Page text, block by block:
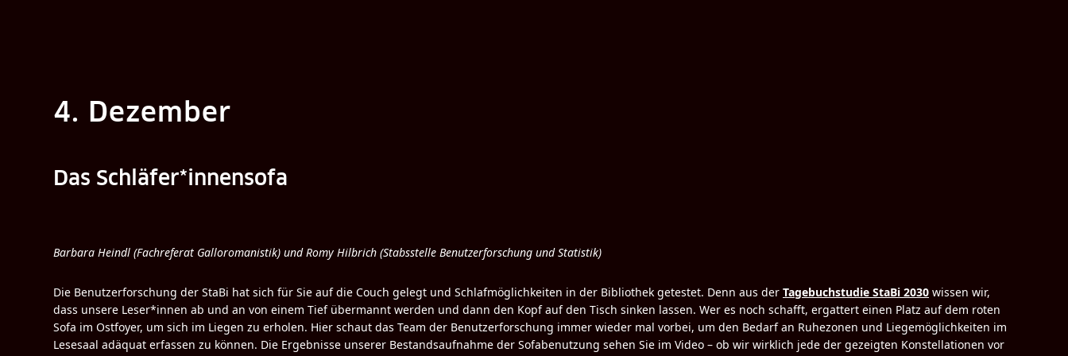
4. Dezember
Das Schläfer*innensofa
Barbara Heindl (Fachreferat Galloromanistik) und Romy Hilbrich (Stabsstelle Benutzerforschung und Statistik)
Die Benutzerforschung der StaBi hat sich für Sie auf die Couch gelegt und Schlafmöglichkeiten in der Bibliothek getestet. Denn aus der Tagebuchstudie StaBi 2030 wissen wir,
dass unsere Leser*innen ab und an von einem Tief übermannt werden und dann den Kopf auf den Tisch sinken lassen. Wer es noch schafft, ergattert einen Platz auf dem roten
Sofa im Ostfoyer, um sich im Liegen zu erholen. Hier schaut das Team der Benutzerforschung immer wieder mal vorbei, um den Bedarf an Ruhezonen und Liegemöglichkeiten im
Lesesaal adäquat erfassen zu können. Die Ergebnisse unserer Bestandsaufnahme der Sofabenutzung sehen Sie im Video – ob wir wirklich jede der gezeigten Konstellationen vor